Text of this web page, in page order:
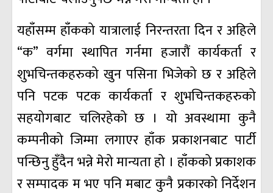
यहाँसम्म हाँकको यात्रालाई निरन्तरता दिन र अहिले
“क” वर्गमा स्थापित गर्नमा हजारौं कार्यकर्ता र
शुभचिन्तकहरुको खुन पसिना भिजेको छ र अहिले
पनि पटक पटक कार्यकर्ता र शुभचिन्तकहरुको
सहयोगबाट चलिरहेको छ । यो अवस्थामा कुनै
कम्पनीको जिम्मा लगाएर हाँक प्रकाशनबाट पार्टी
पन्छिनु हुँदैन भन्ने मेरो मान्यता हो । हाँकको प्रकाशक
र सम्पादक म भए पनि मबाट कुनै प्रकारको निर्देशन